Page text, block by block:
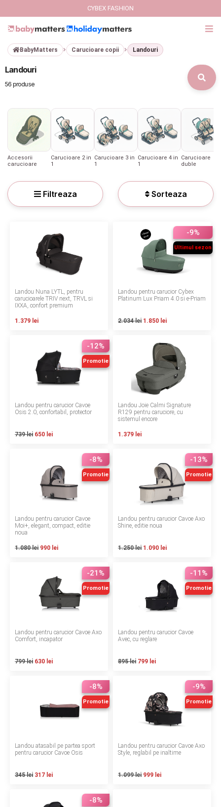
GIFT CARD
Branduri
CARUCIOARE COPII
CAMERA COPILULUI
MARSUPII BEBELUSI
BALANSOARE COPII
BABY MONITORS
BAIE SI TOALETA
Regulament giveaway
Showroom
Q & A
Politica de confidentialitate
Politica de utilizare cookie-uri
Garantia produselor
CYBEX FASHION
BabyMatters Carucioare copii Landouri
Landouri
56 produse
Accesorii
carucioare
Carucioare 2 in
1
Carucioare 3 in
1
Carucioare 4 in
1
Carucioare
duble
Filtreaza Sorteaza
Landou Nuna LYTL, pentru
carucioarele TRIV next, TRVL si
IXXA, confort premium
1.379 lei
-9%
Ultimul sezon
Landou pentru carucior Cybex
Platinum Lux Priam 4.0 si e-Priam
2.034 lei 1.850 lei
-12%
Promotie
Landou pentru carucior Cavoe
Osis 2.0, confortabil, protector
739 lei 650 lei
Landou Joie Calmi Signature
R129 pentru caruciore, cu
sistemul encore
1.379 lei
-8%
Promotie
Landou pentru carucior Cavoe
Moi+, elegant, compact, editie
noua
1.080 lei 990 lei
-13%
Promotie
Landou pentru carucior Cavoe Axo
Shine, editie noua
1.250 lei 1.090 lei
-21%
Promotie
Landou pentru carucior Cavoe Axo
Comfort, incapator
799 lei 630 lei
-11%
Promotie
Landou pentru carucior Cavoe
Avec, cu reglare
895 lei 799 lei
-8%
Promotie
Landou atasabil pe partea sport
pentru carucior Cavoe Osis
345 lei 317 lei
-9%
Promotie
Landou pentru carucior Cavoe Axo
Style, reglabil pe inaltime
1.099 lei 999 lei
-8%